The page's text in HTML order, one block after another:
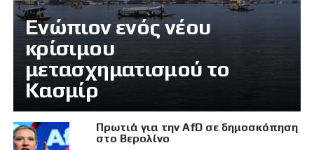
Eνώπιον ενός νέου
κρίσιμου
μετασχηματισμού το
Κασμίρ
Πρωτιά για την AfD σε δημοσκόπηση
στο Βερολίνο